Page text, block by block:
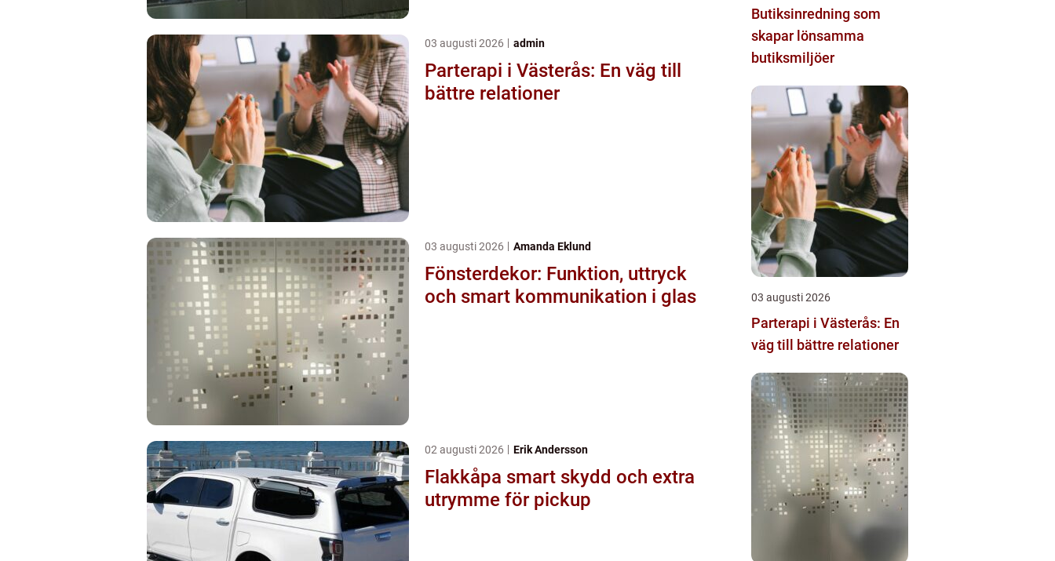
03 augusti 2026 admin
Parterapi i Västerås: En väg till
bättre relationer
03 augusti 2026 Amanda Eklund
Fönsterdekor: Funktion, uttryck
och smart kommunikation i glas
02 augusti 2026 Erik Andersson
Flakkåpa smart skydd och extra
utrymme för pickup
Butiksinredning som
skapar lönsamma
butiksmiljöer
03 augusti 2026
Parterapi i Västerås: En
väg till bättre relationer